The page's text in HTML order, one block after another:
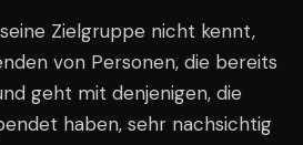
Zielgruppe nicht kennt,
von Personen, die bereits
geht mit denjenigen, die
haben, sehr nachsichtig